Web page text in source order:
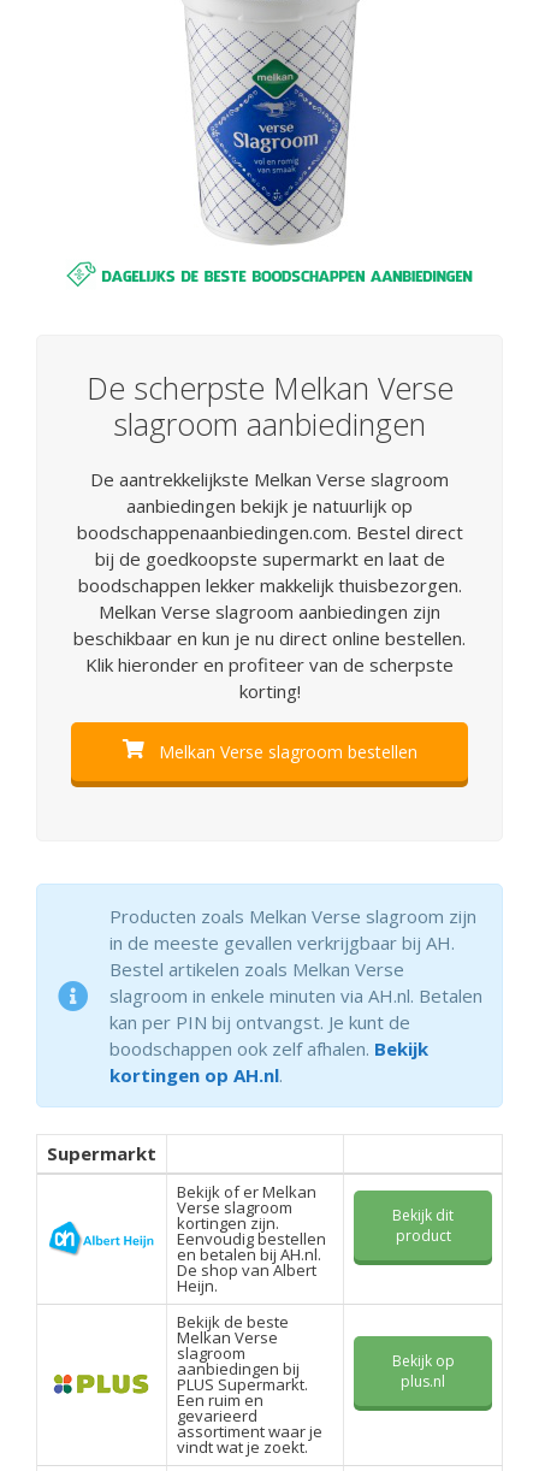
De scherpste Melkan Verse
slagroom aanbiedingen
De aantrekkelijkste Melkan Verse slagroom
aanbiedingen bekijk je natuurlijk op
boodschappenaanbiedingen.com. Bestel direct
bij de goedkoopste supermarkt en laat de
boodschappen lekker makkelijk thuisbezorgen.
Melkan Verse slagroom aanbiedingen zijn
beschikbaar en kun je nu direct online bestellen.
Klik hieronder en profiteer van de scherpste
korting!
Melkan Verse slagroom bestellen
Producten zoals Melkan Verse slagroom zijn
in de meeste gevallen verkrijgbaar bij AH.
Bestel artikelen zoals Melkan Verse
slagroom in enkele minuten via AH.nl. Betalen
kan per PIN bij ontvangst. Je kunt de
boodschappen ook zelf afhalen. Bekijk
kortingen op AH.nl.
Supermarkt
Bekijk of er Melkan
Verse slagroom
kortingen zijn.
Eenvoudig bestellen
en betalen bij AH.nl.
De shop van Albert
Heijn.
Bekijk dit
product
Bekijk de beste
Melkan Verse
slagroom
aanbiedingen bij
PLUS Supermarkt.
Een ruim en
gevarieerd
assortiment waar je
vindt wat je zoekt.
Bekijk op
plus.nl